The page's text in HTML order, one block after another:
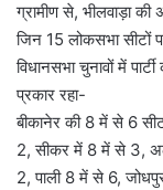
ग्रामीण से, भीलवाड़ा
जिन 15 लोकसभा सीटों
विधानसभा चुनावों में
प्रकार रहा-
बीकानेर की 8 में से 6
2, सीकर में 8 में से 3,
2, पाली 8 में से 6,